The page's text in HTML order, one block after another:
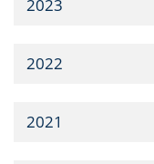
2023
2022
2021